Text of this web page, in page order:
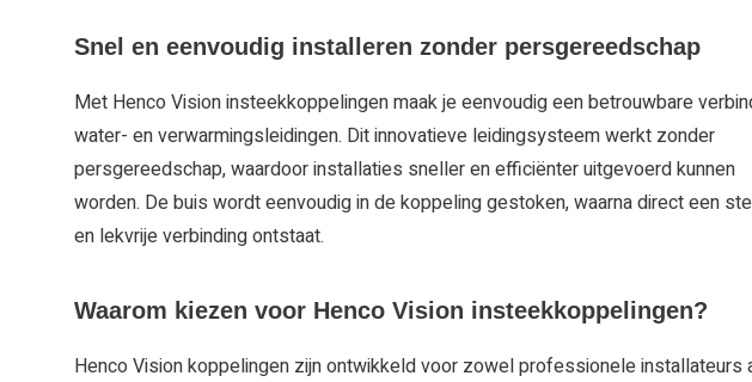
Snel en eenvoudig installeren zonder persgereedschap
Met Henco Vision insteekkoppelingen maak je eenvoudig een betrouwbare
water- en verwarmingsleidingen. Dit innovatieve leidingsysteem werkt zonder
persgereedschap, waardoor installaties sneller en efficiënter uitgevoerd kunnen
worden. De buis wordt eenvoudig in de koppeling gestoken, waarna direct een
en lekvrije verbinding ontstaat.
Waarom kiezen voor Henco Vision insteekkoppelingen?
Henco Vision koppelingen zijn ontwikkeld voor zowel professionele installateurs